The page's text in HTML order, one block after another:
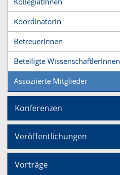
Koordinatorin
BetreuerInnen
Beteiligte WissenschaftlerInnen
Assoziierte Mitglieder
Konferenzen
Veröffentlichungen
Vorträge